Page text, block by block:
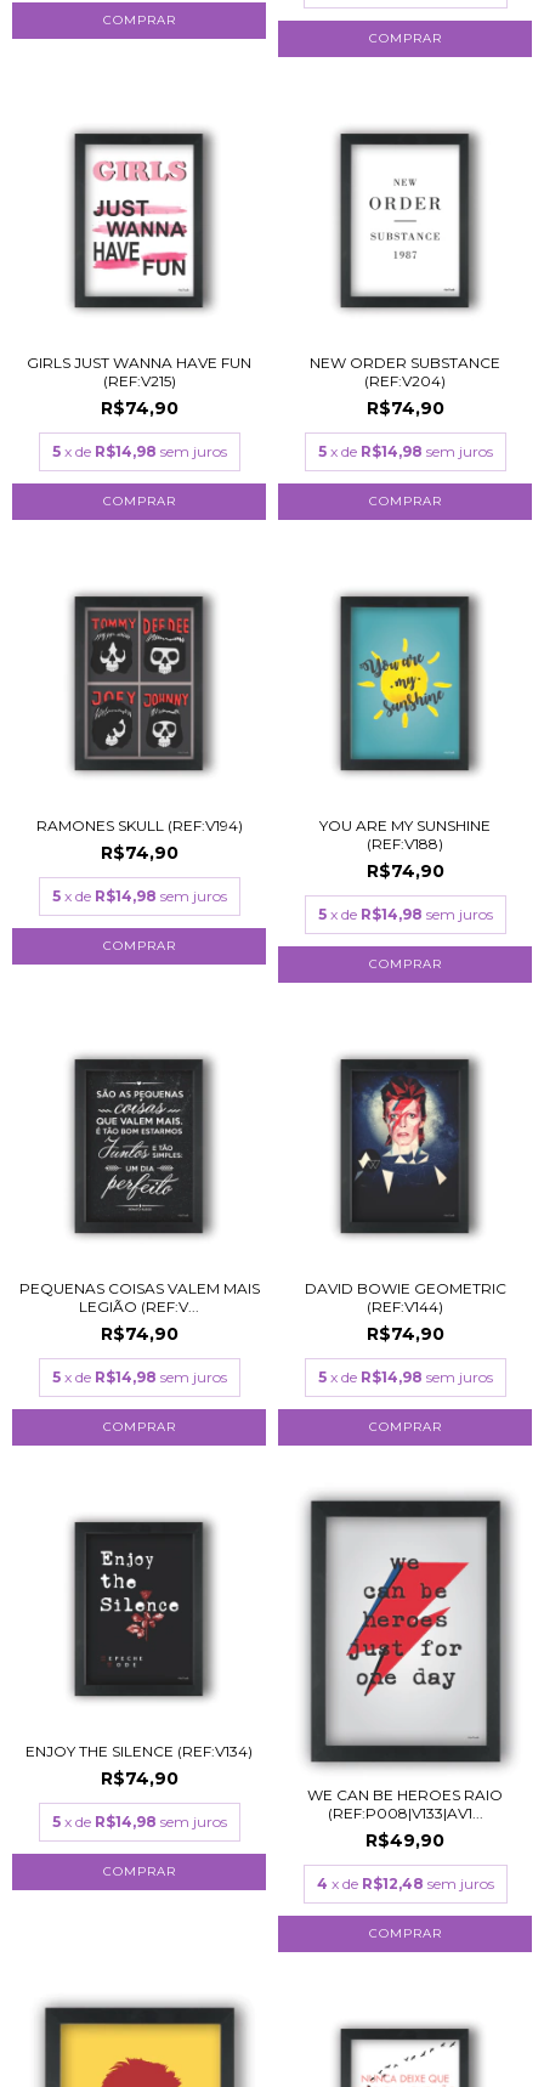
COMPRAR
COMPRAR
GIRLS JUST WANNA HAVE FUN
(REF:V215)
R$74,90
5 x de R$14,98 sem juros
COMPRAR
NEW ORDER SUBSTANCE
(REF:V204)
R$74,90
5 x de R$14,98 sem juros
COMPRAR
RAMONES SKULL (REF:V194)
R$74,90
5 x de R$14,98 sem juros
COMPRAR
YOU ARE MY SUNSHINE
(REF:V188)
R$74,90
5 x de R$14,98 sem juros
COMPRAR
PEQUENAS COISAS VALEM MAIS
LEGIÃO (REF:V...
R$74,90
5 x de R$14,98 sem juros
COMPRAR
DAVID BOWIE GEOMETRIC
(REF:V144)
R$74,90
5 x de R$14,98 sem juros
COMPRAR
ENJOY THE SILENCE (REF:V134)
R$74,90
5 x de R$14,98 sem juros
COMPRAR
WE CAN BE HEROES RAIO
(REF:P008|V133|AV1...
R$49,90
4 x de R$12,48 sem juros
COMPRAR